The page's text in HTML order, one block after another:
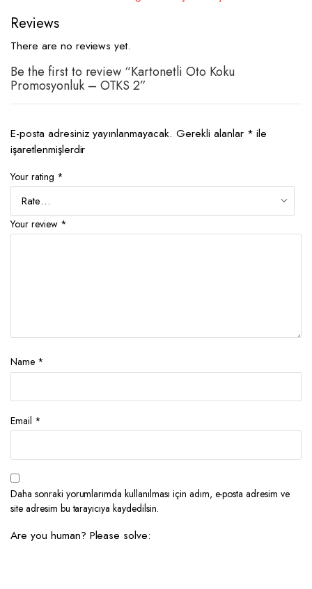
Reviews
There are no reviews yet.
Be the first to review “Kartonetli Oto Koku
Promosyonluk – OTKS 2”
E-posta adresiniz yayınlanmayacak. Gerekli alanlar * ile
işaretlenmişlerdir
Your rating *
Your review *
Name *
Email *
Daha sonraki yorumlarımda kullanılması için adım, e-posta adresim ve
site adresim bu tarayıcıya kaydedilsin.
Are you human? Please solve: